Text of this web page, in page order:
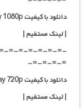
دانلود با کیفیت BluRay 1080p ریلیز F2M
|لینک مستقیم|
=-=-=-=-=-=-
=-=-=-=-
دانلود با کیفیت BluRay 720p ریلیز F2M
| لینک مستقیم|